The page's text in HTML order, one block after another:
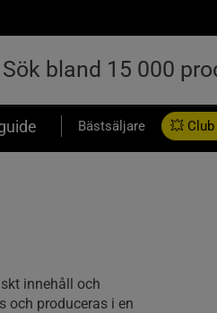
Bästsäljare 💥
innehåll och
och produceras i en